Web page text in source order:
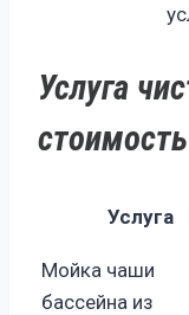
Услуга
Услуга
Мойка чаши
бассейна из